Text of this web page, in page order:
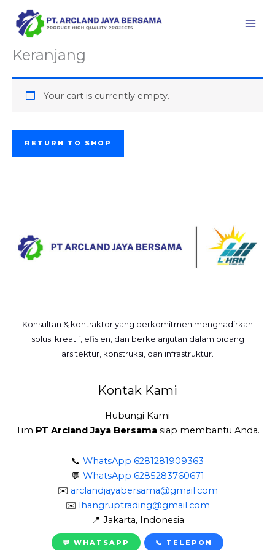
content
Keranjang
Your cart is currently empty.
RETURN TO SHOP
Konsultan & kontraktor yang berkomitmen menghadirkan
solusi kreatif, efisien, dan berkelanjutan dalam bidang
arsitektur, konstruksi, dan infrastruktur.
Kontak Kami
Hubungi Kami
Tim PT Arcland Jaya Bersamasiap membantu Anda.
📞 WhatsApp 6281281909363
💬 WhatsApp 6285283760671
✉️ arclandjayabersama@gmail.com
✉️ lhangruptrading@gmail.com
📍 Jakarta, Indonesia
💬 WHATSAPP 📞 TELEPON